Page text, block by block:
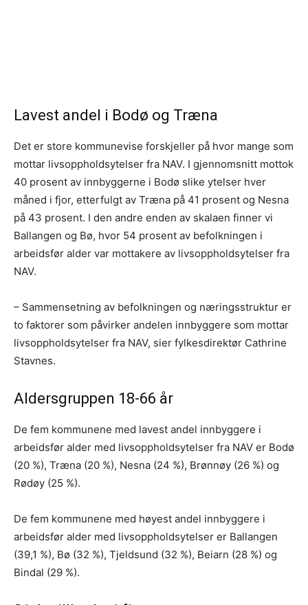
Lavest andel i Bodø og Træna
Det er store kommunevise forskjeller på hvor mange som
mottar livsoppholdsytelser fra NAV. I gjennomsnitt mottok
40 prosent av innbyggerne i Bodø slike ytelser hver
måned i fjor, etterfulgt av Træna på 41 prosent og Nesna
på 43 prosent. I den andre enden av skalaen finner vi
Ballangen og Bø, hvor 54 prosent av befolkningen i
arbeidsfør alder var mottakere av livsoppholdsytelser fra
NAV.
– Sammensetning av befolkningen og næringsstruktur er
to faktorer som påvirker andelen innbyggere som mottar
livsoppholdsytelser fra NAV, sier fylkesdirektør Cathrine
Stavnes.
Aldersgruppen 18-66 år
De fem kommunene med lavest andel innbyggere i
arbeidsfør alder med livsoppholdsytelser fra NAV er Bodø
(20 %), Træna (20 %), Nesna (24 %), Brønnøy (26 %) og
Rødøy (25 %).
De fem kommunene med høyest andel innbyggere i
arbeidsfør alder med livsoppholdsytelser er Ballangen
(39,1 %), Bø (32 %), Tjeldsund (32 %), Beiarn (28 %) og
Bindal (29 %).